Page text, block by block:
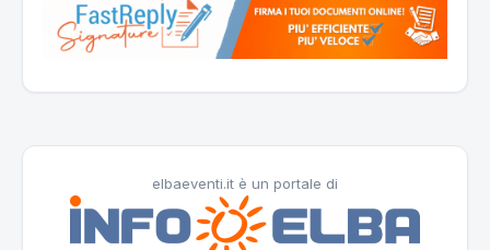
elbaeventi.it è un portale di